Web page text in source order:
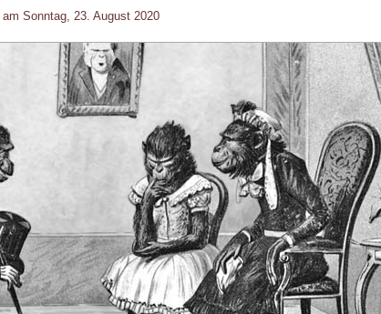
am Sonntag, 23. August 2020